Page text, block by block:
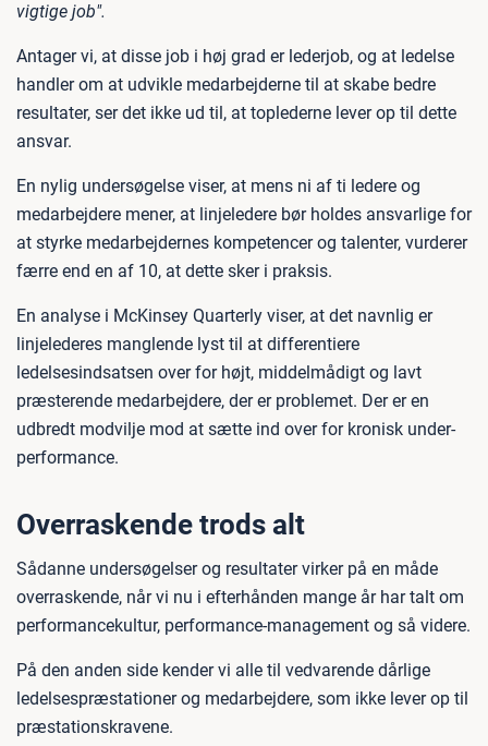
vigtige job".
Antager vi, at disse job i høj grad er lederjob, og at ledelse
handler om at udvikle medarbejderne til at skabe bedre
resultater, ser det ikke ud til, at toplederne lever op til dette
ansvar.
En nylig undersøgelse viser, at mens ni af ti ledere og
medarbejdere mener, at linjeledere bør holdes ansvarlige for
at styrke medarbejdernes kompetencer og talenter, vurderer
færre end en af 10, at dette sker i praksis.
En analyse i McKinsey Quarterly viser, at det navnlig er
linjelederes manglende lyst til at differentiere
ledelsesindsatsen over for højt, middelmådigt og lavt
præsterende medarbejdere, der er problemet. Der er en
udbredt modvilje mod at sætte ind over for kronisk under-
performance.
Overraskende trods alt
Sådanne undersøgelser og resultater virker på en måde
overraskende, når vi nu i efterhånden mange år har talt om
performancekultur, performance-management og så videre.
På den anden side kender vi alle til vedvarende dårlige
ledelsespræstationer og medarbejdere, som ikke lever op til
præstationskravene.